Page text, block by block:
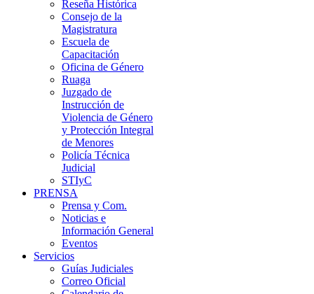
Reseña Histórica
Consejo de la
Magistratura
Escuela de
Capacitación
Oficina de Género
Ruaga
Juzgado de
Instrucción de
Violencia de Género
y Protección Integral
de Menores
Policía Técnica
Judicial
STIyC
PRENSA
Prensa y Com.
Noticias e
Información General
Eventos
Servicios
Guías Judiciales
Correo Oficial